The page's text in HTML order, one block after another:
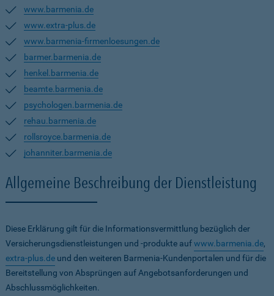
www.barmenia.de
www.extra-plus.de
www.barmenia-firmenloesungen.de
barmer.barmenia.de
henkel.barmenia.de
beamte.barmenia.de
psychologen.barmenia.de
rehau.barmenia.de
rollsroyce.barmenia.de
johanniter.barmenia.de
Allgemeine Beschreibung der Dienstleistung
Diese Erklärung gilt für die Informationsvermittlung bezüglich der
Versicherungsdienstleistungen und -produkte aufwww.barmenia.de,
extra-plus.de und den weiteren Barmenia-Kundenportalen und für die
Bereitstellung von Absprüngen auf Angebotsanforderungen und
Abschlussmöglichkeiten.